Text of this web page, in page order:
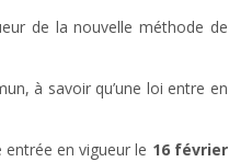
de la nouvelle méthode de
à savoir qu’une loi entre en
en vigueur le 16 février